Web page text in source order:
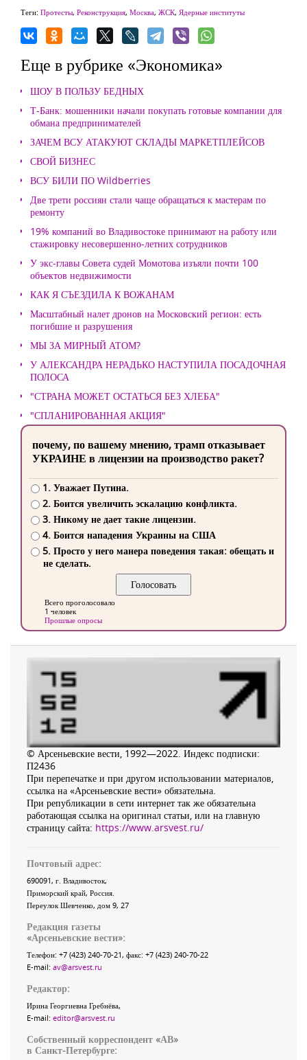
Теги: Протесты, Реконструкция, Москва, ЖСК, Ядерные институты
Еще в рубрике «Экономика»
ШОУ В ПОЛЬЗУ БЕДНЫХ
Т-Банк: мошенники начали покупать готовые компании для
обмана предпринимателей
ЗАЧЕМ ВСУ АТАКУЮТ СКЛАДЫ МАРКЕТПЛЕЙСОВ
СВОЙ БИЗНЕС
ВСУ БИЛИ ПО Wildberries
Две трети россиян стали чаще обращаться к мастерам по
ремонту
19% компаний во Владивостоке принимают на работу или
стажировку несовершенно-летних сотрудников
У экс-главы Совета судей Момотова изъяли почти 100
объектов недвижимости
КАК Я СЪЕЗДИЛА К ВОЖАНАМ
Масштабный налет дронов на Московский регион: есть
погибшие и разрушения
МЫ ЗА МИРНЫЙ АТОМ?
У АЛЕКСАНДРА НЕРАДЬКО НАСТУПИЛА ПОСАДОЧНАЯ
ПОЛОСА
"СТРАНА МОЖЕТ ОСТАТЬСЯ БЕЗ ХЛЕБА"
"СПЛАНИРОВАННАЯ АКЦИЯ"
почему, по вашему мнению, трамп отказывает
УКРАИНЕ в лицензии на производство ракет?
1. Уважает Путина.
2. Боится увеличить эскалацию конфликта.
3. Никому не дает такие лицензии.
4. Боится нападения Украины на США
5. Просто у него манера поведения такая: обещать и
не сделать.
Всего проголосовало
1 человек
Прошлые опросы
© Арсеньевские вести, 1992—2022. Индекс подписки:
П2436
При перепечатке и при другом использовании материалов,
ссылка на «Арсеньевские вести» обязательна.
При републикации в сети интернет так же обязательна
работающая ссылка на оригинал статьи, или на главную
страницу сайта: https://www.arsvest.ru/
Почтовый адрес:
690091, г. Владивосток,
Приморский край, Россия
Переулок Шевченко, дом 9, 27
Редакция газеты
«Арсеньевские вести»:
Телефон: +7 (423) 240-70-21, факс: +7 (423) 240-70-22
E-mail: av@arsvest.ru
Редактор:
Ирина Георгиевна Гребнёва,
E-mail: editor@arsvest.ru
Собственный корреспондент «АВ»
в Санкт-Петербурге: